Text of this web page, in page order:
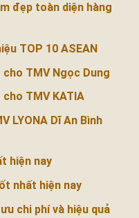
đẹp toàn diện hàng
TOP 10 ASEAN
TMV Ngọc Dung
cho TMV KATIA
LYONA Dĩ An Bình
hiện nay
nhất hiện nay
chi phí và hiệu quả